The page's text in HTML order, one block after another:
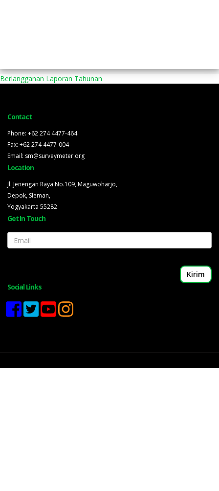
Berlangganan Laporan Tahunan
Contact
Phone: +62 274 4477-464
Fax: +62 274 4477-004
Email: sm@surveymeter.org
Location
Jl. Jenengan Raya No.109, Maguwoharjo,
Depok, Sleman,
Yogyakarta 55282
Get In Touch
Email
Social Links